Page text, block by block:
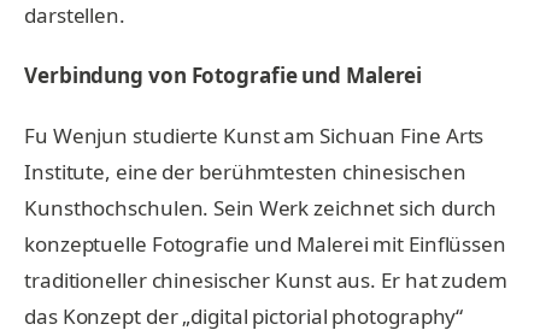
darstellen.
Verbindung von Fotografie und Malerei
Fu Wenjun studierte Kunst am Sichuan Fine Arts
Institute, eine der berühmtesten chinesischen
Kunsthochschulen. Sein Werk zeichnet sich durch
konzeptuelle Fotografie und Malerei mit Einflüssen
traditioneller chinesischer Kunst aus. Er hat zudem
das Konzept der „digital pictorial photography“